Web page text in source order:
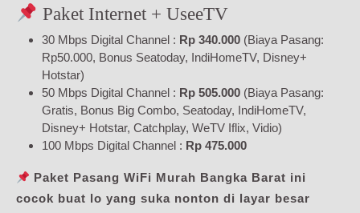
Paket Internet + UseeTV
30 Mbps Digital Channel : Rp 340.000 (Biaya Pasang:
Rp50.000, Bonus Seatoday, IndiHomeTV, Disney+
Hotstar)
50 Mbps Digital Channel : Rp 505.000 (Biaya Pasang:
Gratis, Bonus Big Combo, Seatoday, IndiHomeTV,
Disney+ Hotstar, Catchplay, WeTV Iflix, Vidio)
100 Mbps Digital Channel : Rp 475.000
Paket Pasang WiFi Murah Bangka Barat ini
cocok buat lo yang suka nonton di layar besar